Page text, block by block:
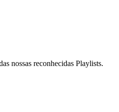
nossas reconhecidas Playlists.